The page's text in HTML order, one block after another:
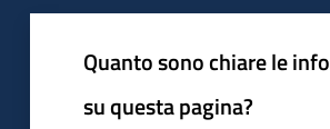
Quanto sono chiare le
su questa pagina?